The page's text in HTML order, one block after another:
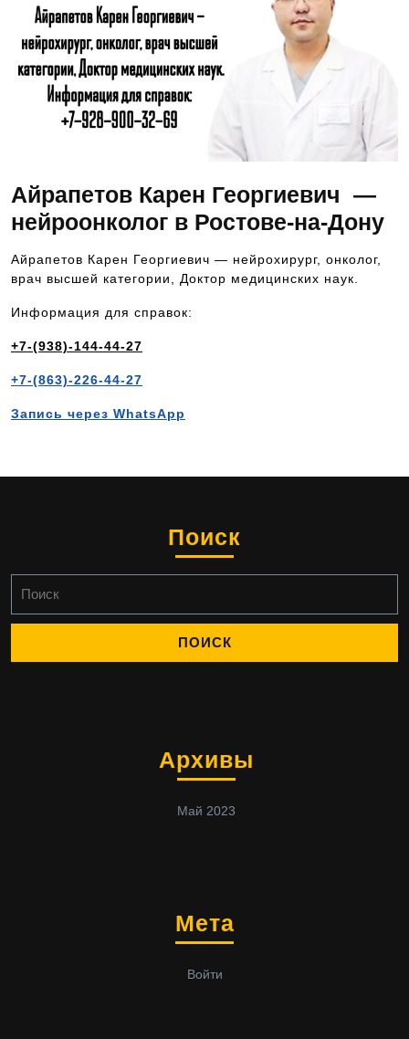
Айрапетов Карен Георгиевич —
нейроонколог в Ростове-на-Дону
Айрапетов Карен Георгиевич — нейрохирург, онколог,
врач высшей категории, Доктор медицинских наук.
Информация для справок:
+7-(938)-144-44-27
+7-(863)-226-44-27
Запись через WhatsApp
Поиск
Архивы
Май 2023
Мета
Войти